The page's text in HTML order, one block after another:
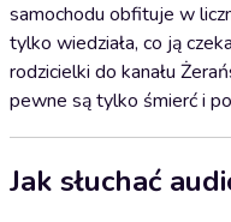
samochodu obfituje w
tylko wiedziała, co ją
rodzicielki do kanału
pewne są tylko śmierć i
Jak słuchać